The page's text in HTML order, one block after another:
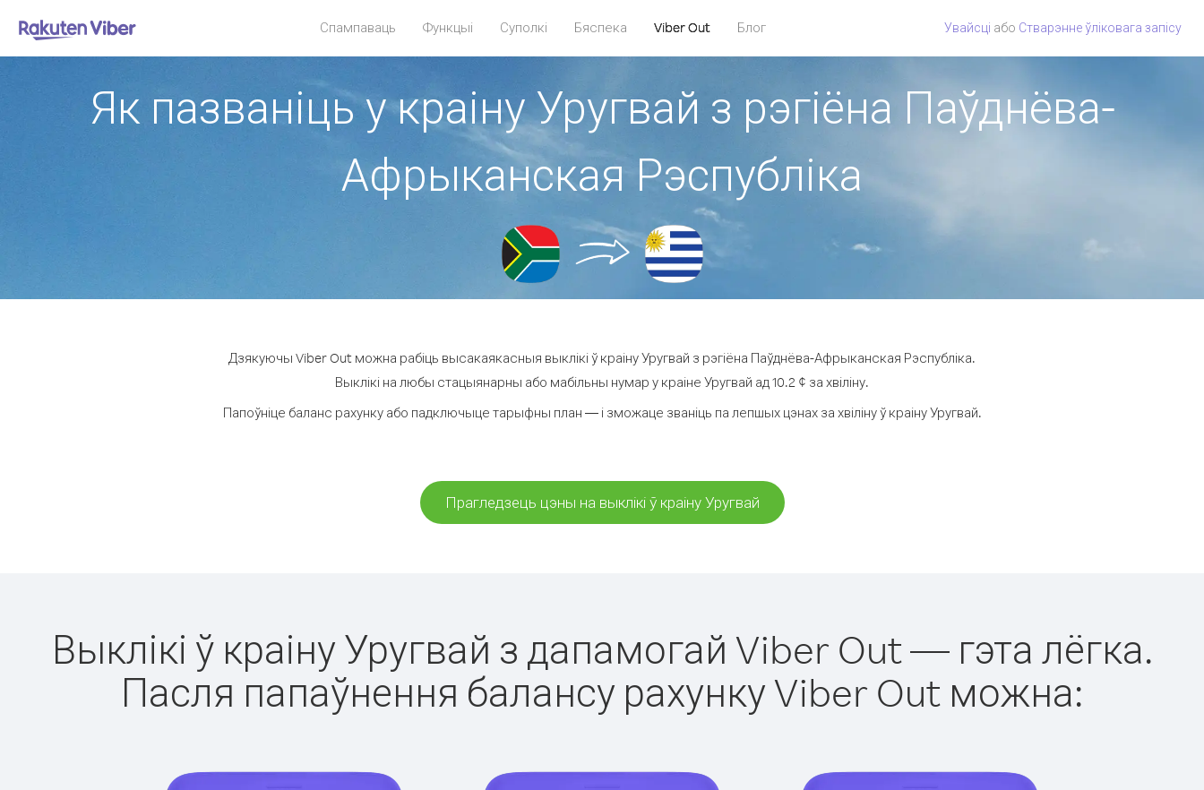
Спампаваць Функцыі Суполкі Бяспека Viber Out Блог Увайсці або Стварэнне ўліковага запісу
Як пазваніць у краіну Уругвай з рэгіёна Паўднёва-
Афрыканская Рэспубліка
Дзякуючы Viber Out можна рабіць высакаякасныя выклікі ў краіну Уругвай з рэгіёна Паўднёва-Афрыканская Рэспубліка.
Выклікі на любы стацыянарны або мабільны нумар у краіне Уругвай ад 10.2 ¢ за хвіліну.
Папоўніце баланс рахунку або падключыце тарыфны план — і зможаце званіць па лепшых цэнах за хвіліну ў краіну Уругвай.
Прагледзець цэны на выклікі ў краіну Уругвай
Выклікі ў краіну Уругвай з дапамогай Viber Out — гэта лёгка.
Пасля папаўнення балансу рахунку Viber Out можна: